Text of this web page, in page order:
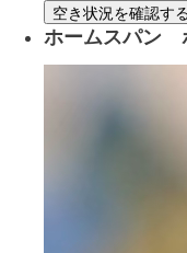
空き状況を確認す
ホームスパン